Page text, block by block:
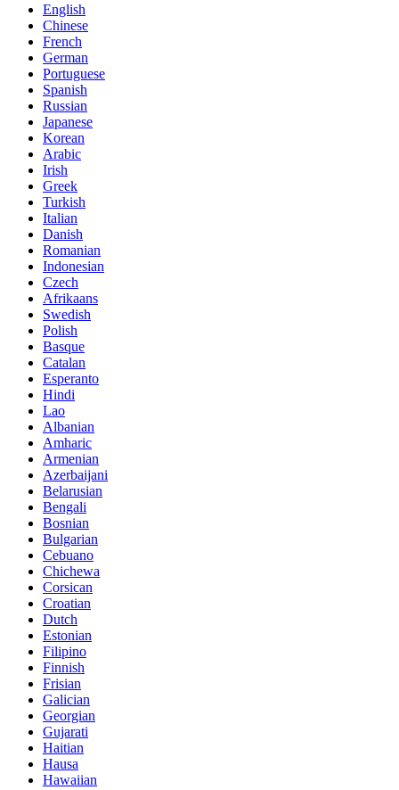
English
Chinese
French
German
Portuguese
Spanish
Russian
Japanese
Korean
Arabic
Irish
Greek
Turkish
Italian
Danish
Romanian
Indonesian
Czech
Afrikaans
Swedish
Polish
Basque
Catalan
Esperanto
Hindi
Lao
Albanian
Amharic
Armenian
Azerbaijani
Belarusian
Bengali
Bosnian
Bulgarian
Cebuano
Chichewa
Corsican
Croatian
Dutch
Estonian
Filipino
Finnish
Frisian
Galician
Georgian
Gujarati
Haitian
Hausa
Hawaiian